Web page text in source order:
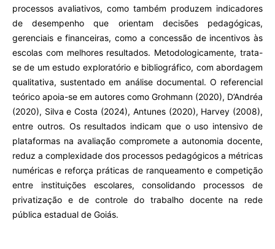
processos avaliativos, como também produzem indicadores
de desempenho que orientam decisões pedagógicas,
gerenciais e financeiras, como a concessão de incentivos às
escolas com melhores resultados. Metodologicamente, trata-
se de um estudo exploratório e bibliográfico, com abordagem
qualitativa, sustentado em análise documental. O referencial
teórico apoia-se em autores como Grohmann (2020), D’Andréa
(2020), Silva e Costa (2024), Antunes (2020), Harvey (2008),
entre outros. Os resultados indicam que o uso intensivo de
plataformas na avaliação compromete a autonomia docente,
reduz a complexidade dos processos pedagógicos a métricas
numéricas e reforça práticas de ranqueamento e competição
entre instituições escolares, consolidando processos de
privatização e de controle do trabalho docente na rede
pública estadual de Goiás.